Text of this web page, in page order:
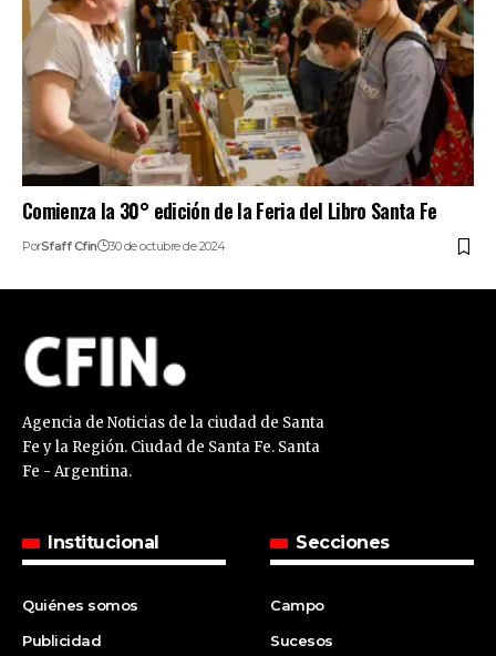
Comienza la 30° edición de la Feria del Libro Santa Fe
PorSfaff Cfin 30 de octubre de 2024
Agencia de Noticias de la ciudad de Santa
Fe y la Región. Ciudad de Santa Fe. Santa
Fe - Argentina.
Institucional
Quiénes somos
Publicidad
Secciones
Campo
Sucesos